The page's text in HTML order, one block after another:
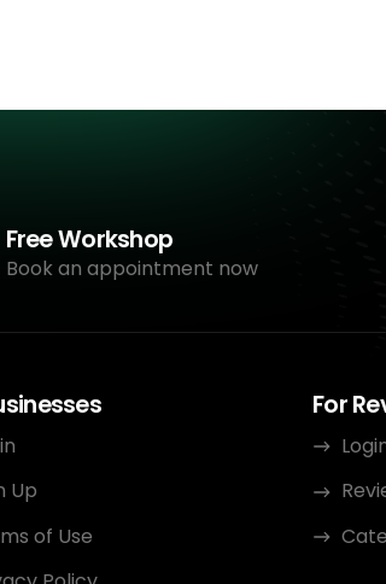
Free Workshop
Book an appointment now
Up
of Use
For